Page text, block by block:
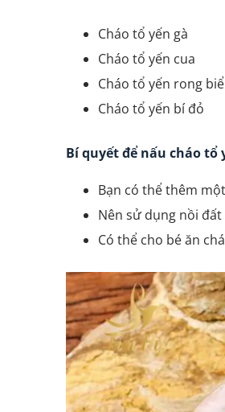
Cháo tổ yến gà
Cháo tổ yến cua
Cháo tổ yến rong
Cháo tổ yến bí đỏ
Bí quyết để nấu cháo tổ
Bạn có thể thêm
Nên sử dụng nồi
Có thể cho bé ăn